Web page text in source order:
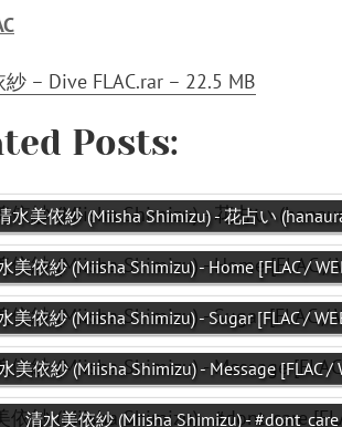
– Dive FLAC.rar – 22.5 MB
Posts:
水美依紗 (Miisha Shimizu) - 花占い
美依紗 (Miisha Shimizu) - Home [FLAC /
美依紗 (Miisha Shimizu) - Sugar [FLAC /
美依紗 (Miisha Shimizu) - Message [FLAC /
清水美依紗 (Miisha Shimizu) - #dont_care